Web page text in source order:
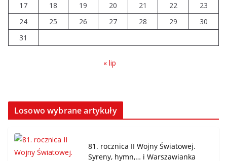
17
18 19 20 21 22
23
24
25 26 27 28 29
30
31
« lip
Losowo wybrane artykuły
81. rocznica II Wojny Światowej.
Syreny, hymn,… i Warszawianka